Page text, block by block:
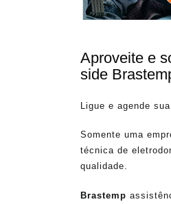
Aproveite e
side
Ligue e agende
Somente uma
técnica de
qualidade.
Brastemp